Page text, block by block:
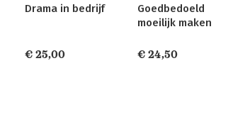
Drama in bedrijf
€ 25,00
Goedbedoeld
moeilijk maken
€ 24,50